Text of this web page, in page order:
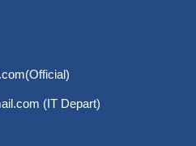
(Official)
(IT Depart)